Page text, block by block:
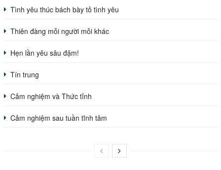
Tình yêu thúc bách bày tỏ tình yêu
Thiên đàng mỗi người mỗi khác
Hẹn lần yêu sâu đậm!
Tín trung
Cảm nghiệm và Thức tỉnh
Cảm nghiệm sau tuần tĩnh tâm